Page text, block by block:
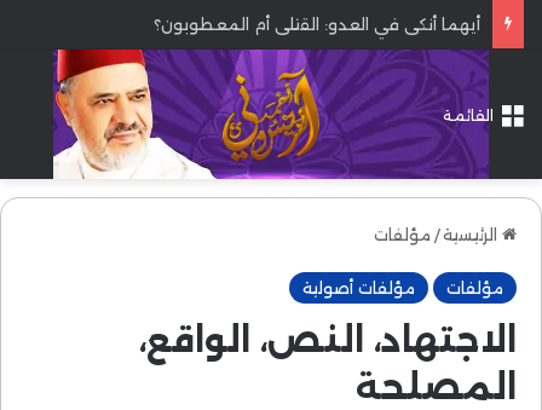
أيهما أنكى في العدو: القتلى أم المعطوبون؟
القائمة
الرئيسية/ مؤلفات
مؤلفات مؤلفات أصولية
الاجتهاد، النص، الواقع،
المصلحة